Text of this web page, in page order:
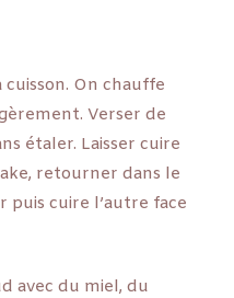
On chauffe
Verser de
étaler. Laisser cuire
retourner dans le
puis cuire l’autre face
avec du miel, du